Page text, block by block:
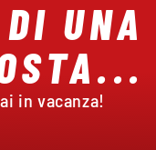
UNA
in vacanza!